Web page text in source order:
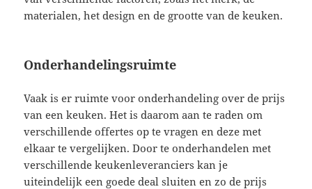
materialen, het design en de grootte van de keuken.
Onderhandelingsruimte
Vaak is er ruimte voor onderhandeling over de prijs
van een keuken. Het is daarom aan te raden om
verschillende offertes op te vragen en deze met
elkaar te vergelijken. Door te onderhandelen met
verschillende keukenleveranciers kan je
uiteindelijk een goede deal sluiten en zo de prijs